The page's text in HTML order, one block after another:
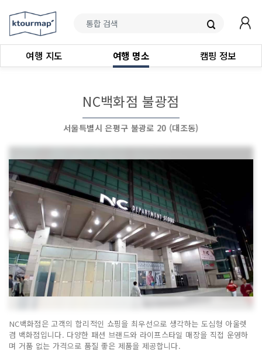
여행 지도 여행 명소 캠핑 정보
NC백화점 불광점
서울특별시 은평구 불광로 20 (대조동)
NC백화점은 고객의 합리적인 쇼핑을 최우선으로 생각하는 도심형 아울렛
겸 백화점입니다. 다양한 패션 브랜드와 라이프스타일 매장을 직접 운영하
며 거품 없는 가격으로 품질 좋은 제품을 제공합니다.